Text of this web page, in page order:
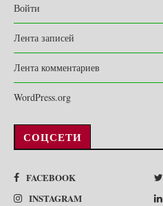
Войти
Лента записей
Лента комментариев
WordPress.org
СОЦСЕТИ
FACEBOOK
INSTAGRAM